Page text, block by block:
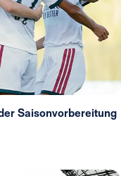
Saisonvorbereitung